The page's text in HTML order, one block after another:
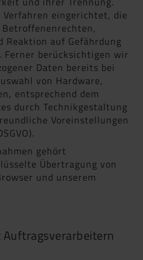
eingerichtet, die
Reaktion auf Gefährdung
Ferner berücksichtigen wir
Daten bereits bei
von Hardware,
entsprechend dem
durch Technikgestaltung
Voreinstellungen
gehört
Übertragung von
und unserem